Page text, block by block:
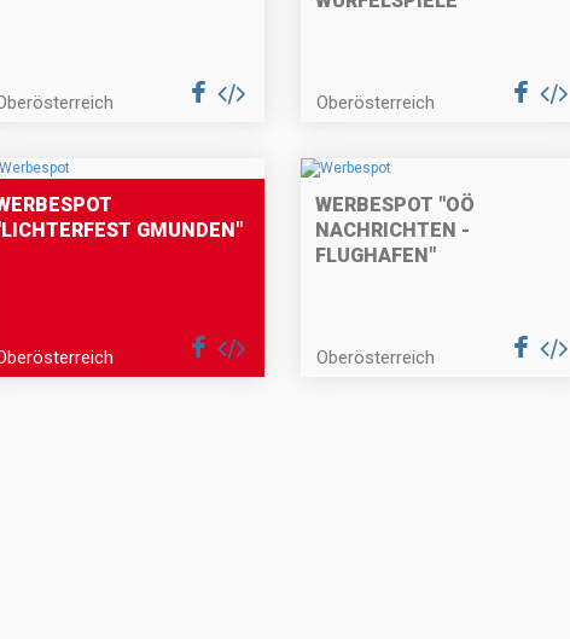
Oberösterreich
GMUNDEN"
WERBESPOT "OÖ
NACHRICHTEN -
FLUGHAFEN"
Oberösterreich